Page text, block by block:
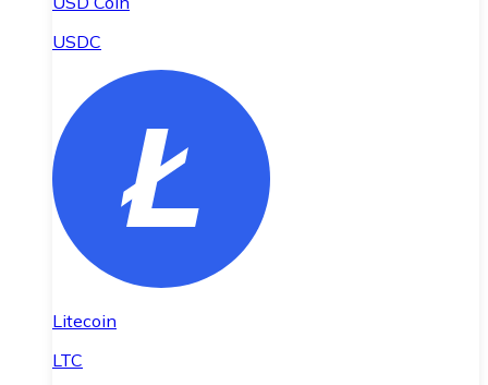
USDC
Litecoin
LTC